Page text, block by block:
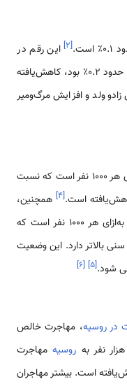
است. [۲] این رقم در
در سال ۲۰۱۴ که حدود ۰.۲٪ بود، کاهش‌یافته
و افزایش مرگ‌ومیر
نرخ زادوولد در سال ۲۰۲۴ حدود ۱۰ تولد به‌ازای هر ۱۰۰۰ نفر است که نسبت
[۴] همچنین،
نرخ مرگ‌ومیر در سال ۲۰۲۴ حدود ۱۳ مرگ به‌ازای هر ۱۰۰۰ نفر است که
بالاتر دارد. این وضعیت
شود.[۵]
[۶]
در روسیه، مهاجرت خالص
روسیهمهاجرت
این رقم نسبت به سال ۲۰۱۴ افزایش‌یافته است. بیشتر مهاجران